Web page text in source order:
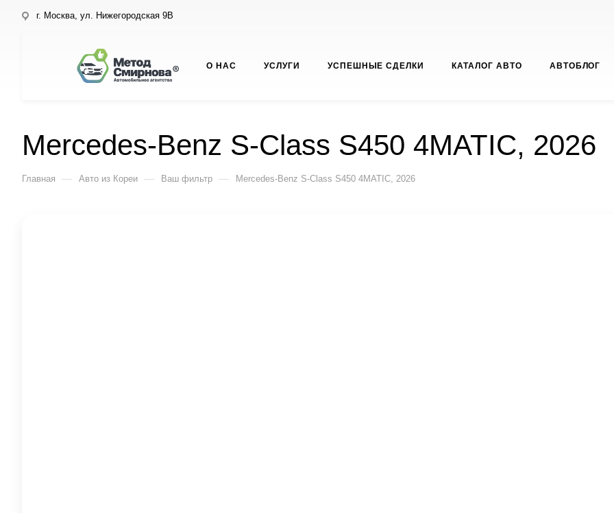
г. Москва, ул. Нижегородская 9В
О НАС УСЛУГИ УСПЕШНЫЕ СДЕЛКИ КАТАЛОГ АВТО АВТОБЛОГ
Mercedes-Benz S-Class S450 4MATIC, 2026
Главная — Авто из Кореи — Ваш фильтр — Mercedes-Benz S-Class S450 4MATIC, 2026